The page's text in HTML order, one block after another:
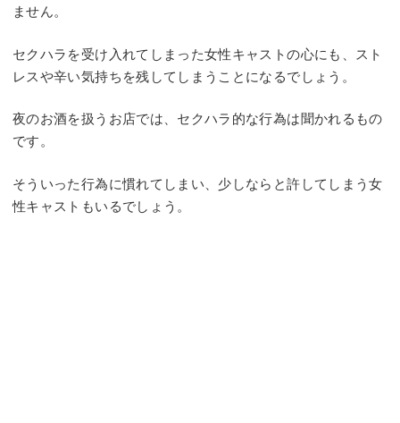
ません。
セクハラを受け入れてしまった女性キャストの心にも、スト
レスや辛い気持ちを残してしまうことになるでしょう。
夜のお酒を扱うお店では、セクハラ的な行為は聞かれるもの
です。
そういった行為に慣れてしまい、少しならと許してしまう女
性キャストもいるでしょう。